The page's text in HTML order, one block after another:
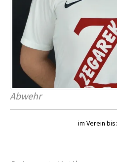
Abwehr
im Verein bis: